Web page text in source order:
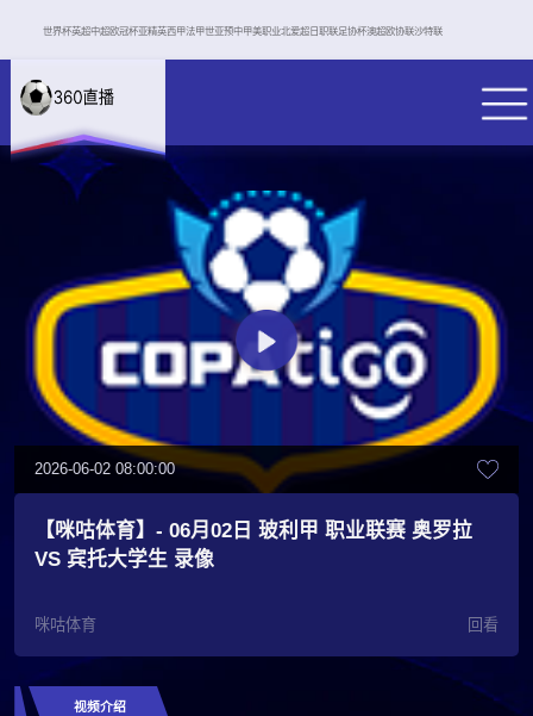
世界杯英超中超欧冠杯亚精英西甲法甲世亚预中甲美职业北爱超日职联足协杯澳超欧协联沙特联
2026-06-02 08:00:00
【咪咕体育】- 06月02日 玻利甲 职业联赛 奥罗拉
VS 宾托大学生 录像
咪咕体育 回看
视频介绍